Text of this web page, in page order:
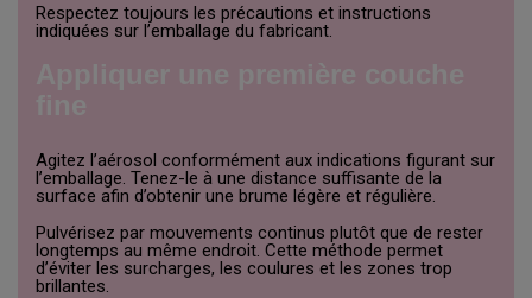
Respectez toujours les précautions et instructions
indiquées sur l’emballage du fabricant.
Agitez l’aérosol conformément aux indications figurant sur
l’emballage. Tenez-le à une distance suffisante de la
surface afin d’obtenir une brume légère et régulière.
Pulvérisez par mouvements continus plutôt que de rester
longtemps au même endroit. Cette méthode permet
d’éviter les surcharges, les coulures et les zones trop
brillantes.